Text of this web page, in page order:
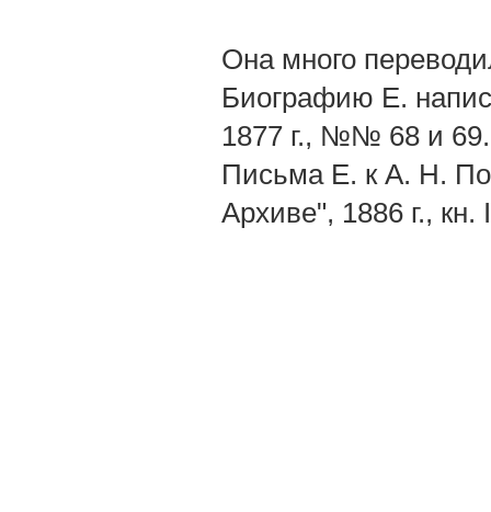
Она много
Биографию Е.
1877 г., №№ 68 и
Письма Е. к А. Н.
Архиве", 1886 г., кн.